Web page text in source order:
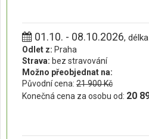
01.10. - 08.10.2026,
Odlet z: Praha
Strava: bez stravování
Možno přeobjednat na:
Původní cena: 21 900 Kč
Konečná cena za osobu od: 20